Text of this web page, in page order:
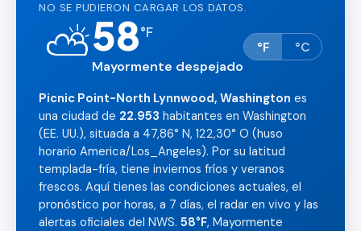
NO SE PUDIERON CARGAR LOS DATOS.
⛅58°F
Mayormente despejado
°F °C
Picnic Point-North Lynnwood, Washington es
una ciudad de 22.953 habitantes en Washington
(EE. UU.), situada a 47,86° N, 122,30° O (huso
horario America/Los_Angeles). Por su latitud
templada-fría, tiene inviernos fríos y veranos
frescos. Aquí tienes las condiciones actuales, el
pronóstico por horas, a 7 días, el radar en vivo y las
alertas oficiales del NWS. 58°F, Mayormente